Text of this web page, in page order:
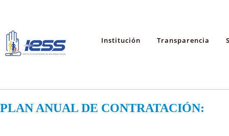
Institución Transparencia
PLAN ANUAL DE CONTRATACIÓN: